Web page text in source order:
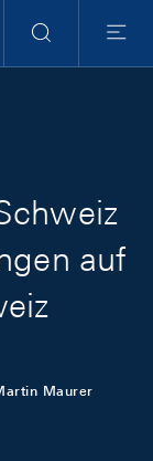
Suche
Menu
auf
Maurer